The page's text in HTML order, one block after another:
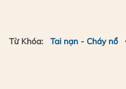
Từ Khóa: Tai nạn - Cháy nổ